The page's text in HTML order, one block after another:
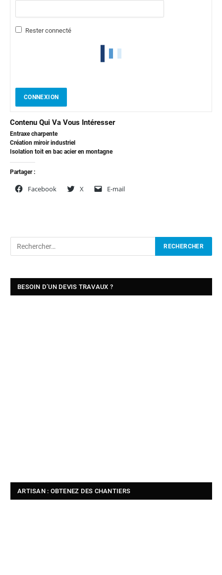
Rester connecté
CONNEXION
Contenu Qui Va Vous Intéresser
Entraxe charpente
Création miroir industriel
Isolation toit en bac acier en montagne
Partager :
Facebook X E-mail
BESOIN D’UN DEVIS TRAVAUX ?
ARTISAN : OBTENEZ DES CHANTIERS